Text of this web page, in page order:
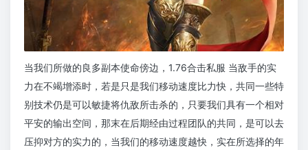
当我们所做的良多副本使命傍边，1.76合击私服 当敌手的实
力在不竭增添时，若是只是我们移动速度比力快，共同一些特
别技术仍是可以敏捷将仇敌所击杀的，只要我们具有一个相对
平安的输出空间，那末在后期经由过程团队的共同，是可以去
压抑对方的实力的，当我们的移动速度越快，实在所选择的年